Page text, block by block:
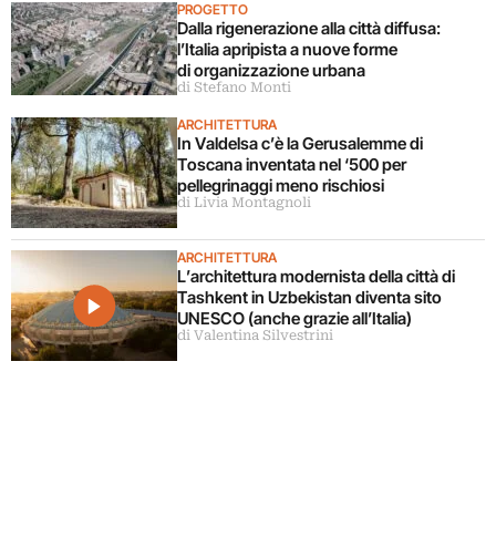
PROGETTO
Dalla rigenerazione alla città diffusa:
l’Italia apripista a nuove forme
di organizzazione urbana
di Stefano Monti
ARCHITETTURA
In Valdelsa c’è la Gerusalemme di
Toscana inventata nel ‘500 per
pellegrinaggi meno rischiosi
di Livia Montagnoli
ARCHITETTURA
L’architettura modernista della città di
Tashkent in Uzbekistan diventa sito
UNESCO (anche grazie all’Italia)
di Valentina Silvestrini